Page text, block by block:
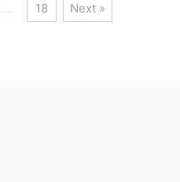
… 18 Next »